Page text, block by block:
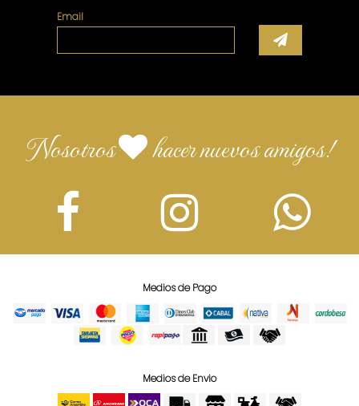
Email
Nosotros hacer nuevos amigos!
Medios de Pago
Medios de Envio